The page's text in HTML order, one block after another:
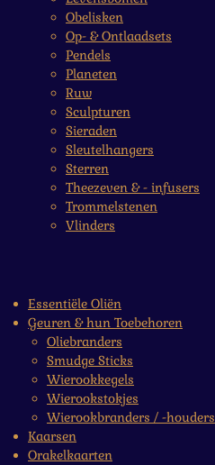
Obelisken
Op- & Ontlaadsets
Pendels
Planeten
Ruw
Sculpturen
Sieraden
Sleutelhangers
Sterren
Theezeven & - infusers
Trommelstenen
Vlinders
Essentiële Oliën
Geuren & hun Toebehoren
Oliebranders
Smudge Sticks
Wierookkegels
Wierookstokjes
Wierookbranders / -houders
Kaarsen
Orakelkaarten